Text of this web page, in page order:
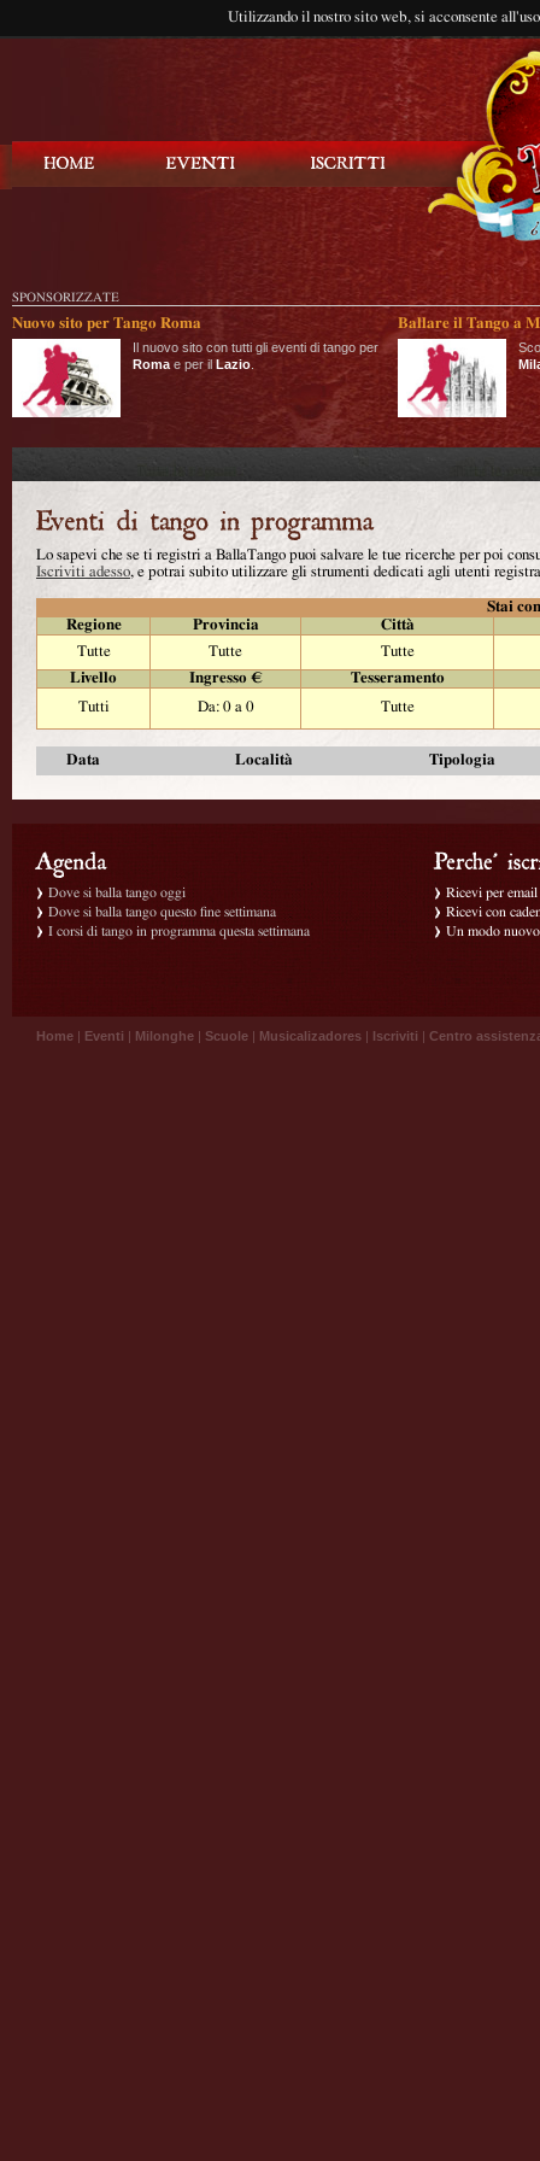
Utilizzando il nostro sito web, si acconsente
SPONSORIZZATE
Nuovo sito per Tango Roma
Il nuovo sito con tutti gli eventi di tango per
Roma e per il Lazio
Ballare il Tango a
Lo sapevi che se ti registri a BallaTango puoi salvare le tue ricerche per poi
Iscriviti adesso, e potrai subito utilizzare gli strumenti dedicati agli utenti
Stai
Regione
Provincia
Città
Tutte
Tutte
Tutte
Livello
Ingresso €
Tesseramento
Tutti
Da: 0 a 0 Tutte
Data Località Tipologia
Dove si balla tango oggi
Dove si balla tango questo fine settimana
I corsi di tango in programma questa settimana
Ricevi per
Ricevi con
Un modo
Home | Eventi | Milonghe | Scuole | Musicalizadores | Iscriviti | Centro